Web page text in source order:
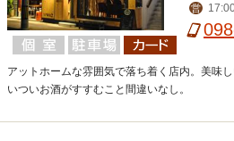
営
30（LO
アットホームな雰囲気で落ち着く店内。美味
いついお酒がすすむこと間違いなし。